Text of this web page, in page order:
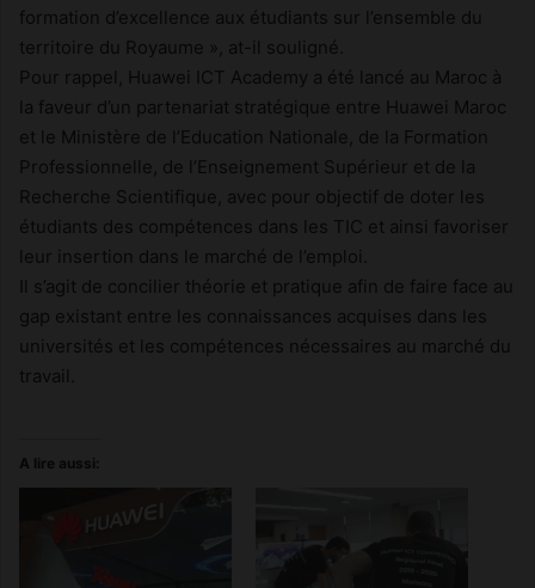
formation d’excellence aux étudiants sur l’ensemble du
territoire du Royaume », at-il souligné.
Pour rappel, Huawei ICT Academy a été lancé au Maroc à
la faveur d’un partenariat stratégique entre Huawei Maroc
et le Ministère de l’Education Nationale, de la Formation
Professionnelle, de l’Enseignement Supérieur et de la
Recherche Scientifique, avec pour objectif de doter les
étudiants des compétences dans les TIC et ainsi favoriser
leur insertion dans le marché de l’emploi.
Il s’agit de concilier théorie et pratique afin de faire face au
gap existant entre les connaissances acquises dans les
universités et les compétences nécessaires au marché du
travail.
A lire aussi: